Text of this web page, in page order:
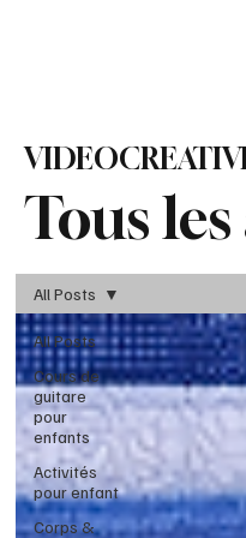
Tous
All Posts
Cours de
guitare
pour
enfants
Activités
pour enfant
Corps &
All Posts